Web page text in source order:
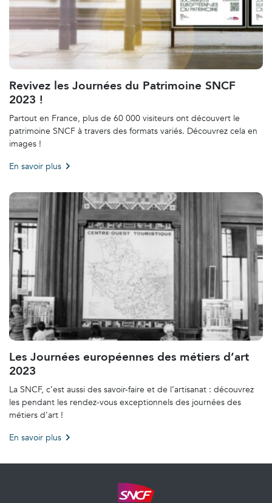
Revivez les Journées du Patrimoine SNCF
2023 !
Partout en France, plus de 60 000 visiteurs ont découvert le
patrimoine SNCF à travers des formats variés. Découvrez cela en
images !
En savoir plus
Les Journées européennes des métiers d’art
2023
La SNCF, c’est aussi des savoir-faire et de l’artisanat : découvrez
les pendant les rendez-vous exceptionnels des journées des
métiers d’art !
En savoir plus